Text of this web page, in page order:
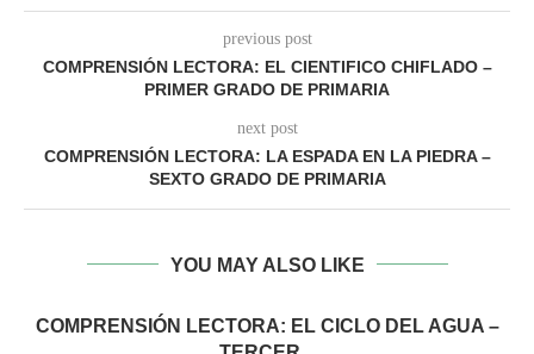
previous post
COMPRENSIÓN LECTORA: EL CIENTIFICO CHIFLADO –
PRIMER GRADO DE PRIMARIA
next post
COMPRENSIÓN LECTORA: LA ESPADA EN LA PIEDRA –
SEXTO GRADO DE PRIMARIA
YOU MAY ALSO LIKE
COMPRENSIÓN LECTORA: EL CICLO DEL AGUA –